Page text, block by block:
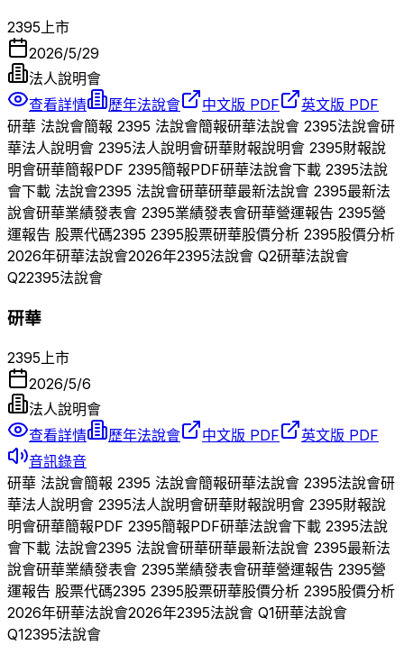
2395上市
2026/5/29
法人說明會
查看詳情
歷年法說會 中文版 PDF
英文版 PDF
研華 法說會簡報 2395 法說會簡報研華法說會 2395法說會研
華法人說明會 2395法人說明會研華財報說明會 2395財報說
明會研華簡報PDF 2395簡報PDF研華法說會下載 2395法說
會下載 法說會2395 法說會研華研華最新法說會 2395最新法
說會研華業績發表會 2395業績發表會研華營運報告 2395營
運報告 股票代碼2395 2395股票研華股價分析 2395股價分析
2026年研華法說會2026年2395法說會 Q2研華法說會
Q22395法說會
研華
2395 上市
2026/5/6
法人說明會
查看詳情
歷年法說會 中文版 PDF
英文版 PDF
音訊錄音
研華 法說會簡報 2395 法說會簡報研華法說會 2395法說會研
華法人說明會 2395法人說明會研華財報說明會 2395財報說
明會研華簡報PDF 2395簡報PDF研華法說會下載 2395法說
會下載 法說會2395 法說會研華研華最新法說會 2395最新法
說會研華業績發表會 2395業績發表會研華營運報告 2395營
運報告 股票代碼2395 2395股票研華股價分析 2395股價分析
2026年研華法說會2026年2395法說會 Q1研華法說會
Q12395法說會